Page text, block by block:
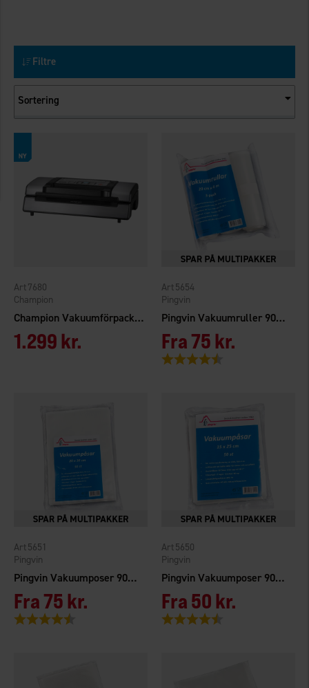
Filtre
Sortering
Champion Vakuumförpackare Pro CHVF410
Champion
7680
1.299 kr.
Pingvin Vakuumruller 90my 20cmx4m 3-pak
Pingvin
5654
Fra75 kr.
Vurdering:
Pingvin Vakuumposer 90my 20x30 cm 50stk
Pingvin
5651
Fra75 kr.
Vurdering:
Pingvin Vakuumposer 90my 15x25cm 50stk
Pingvin
5650
Fra50 kr.
Vurdering: